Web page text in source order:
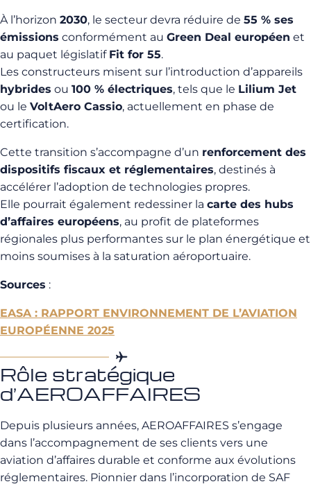
À l’horizon 2030, le secteur devra réduire de 55 % ses
émissions conformément au Green Deal européen et
au paquet législatif Fit for 55.
Les constructeurs misent sur l’introduction d’appareils
hybrides ou 100 % électriques, tels que le Lilium Jet
ou le VoltAero Cassio, actuellement en phase de
certification.
Cette transition s’accompagne d’un renforcement des
dispositifs fiscaux et réglementaires, destinés à
accélérer l’adoption de technologies propres.
Elle pourrait également redessiner la carte des hubs
d’affaires européens, au profit de plateformes
régionales plus performantes sur le plan énergétique et
moins soumises à la saturation aéroportuaire.
Sources :
EASA : RAPPORT ENVIRONNEMENT DE L’AVIATION
EUROPÉENNE 2025
Rôle stratégique
d’AEROAFFAIRES
Depuis plusieurs années, AEROAFFAIRES s’engage
dans l’accompagnement de ses clients vers une
aviation d’affaires durable et conforme aux évolutions
réglementaires. Pionnier dans l’incorporation de SAF